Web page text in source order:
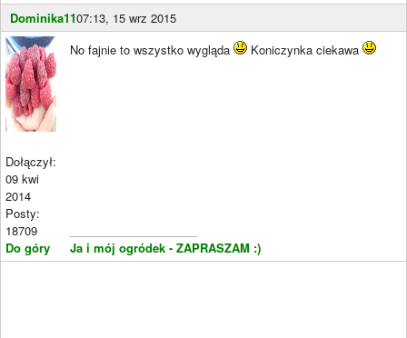
Dominika1107:13, 15 wrz 2015
Dołączył:
09 kwi
2014
Posty:
18709
Do góry
No fajnie to wszystko wygląda Koniczynka ciekawa
Ja i mój ogródek - ZAPRASZAM :)